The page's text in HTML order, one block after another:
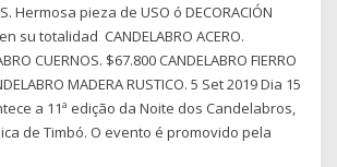
Hermosa pieza de USO ó DECORACIÓN
su totalidad CANDELABRO ACERO.
CUERNOS. $67.800 CANDELABRO FIERRO
MADERA RUSTICO. 5 Set 2019 Dia 15
a 11ª edição da Noite dos Candelabros,
de Timbó. O evento é promovido pela